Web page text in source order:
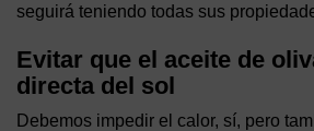
seguirá teniendo todas sus
Evitar que el aceite de
directa del sol
Debemos impedir el calor, sí, pero